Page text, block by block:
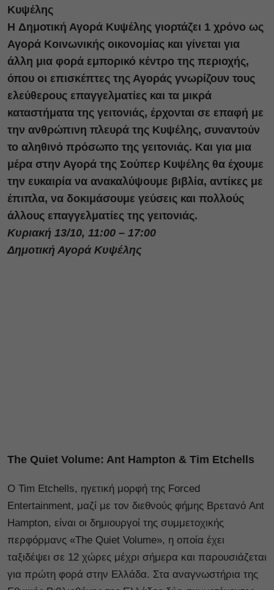
Κυψέλης
H Δημοτική Αγορά Κυψέλης γιορτάζει 1 χρόνο ως
Αγορά Κοινωνικής οικονομίας και γίνεται για
άλλη μια φορά εμπορικό κέντρο της περιοχής,
όπου οι επισκέπτες της Αγοράς γνωρίζουν τους
ελεύθερους επαγγελματίες και τα μικρά
καταστήματα της γειτονιάς, έρχονται σε επαφή με
την ανθρώπινη πλευρά της Κυψέλης, συναντούν
το αληθινό πρόσωπο της γειτονιάς. Και για μια
μέρα στην Αγορά της Σούπερ Κυψέλης θα έχουμε
την ευκαιρία να ανακαλύψουμε βιβλία, αντίκες με
έπιπλα, να δοκιμάσουμε γεύσεις και πολλούς
άλλους επαγγελματίες της γειτονιάς.
Κυριακή 13/10, 11:00 – 17:00
Δημοτική Αγορά Κυψέλης
Τhe Quiet Volume: Ant Hampton & Tim Etchells
Ο Tim Etchells, ηγετική μορφή της Forced
Entertainment, μαζί με τον διεθνούς φήμης Βρετανό Ant
Hampton, είναι οι δημιουργοί της συμμετοχικής
περφόρμανς «Τhe Quiet Volume», η οποία έχει
ταξιδέψει σε 12 χώρες μέχρι σήμερα και παρουσιάζεται
για πρώτη φορά στην Ελλάδα. Στα αναγνωστήρια της